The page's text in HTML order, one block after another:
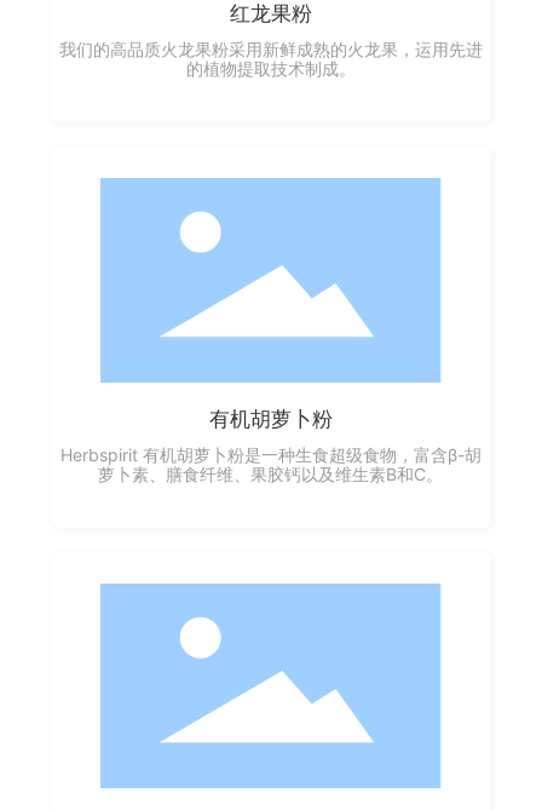
红龙果粉
我们的高品质火龙果粉采用新鲜成熟的火龙果，运用先进
的植物提取技术制成。
有机胡萝卜粉
Herbspirit 有机胡萝卜粉是一种生食超级食物，富含β-胡
萝卜素、膳食纤维、果胶钙以及维生素B和C。